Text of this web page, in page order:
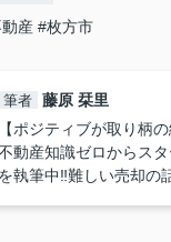
産 #枚方市
筆者 藤原 栞里
【ポジティブが取り柄の
動産知識ゼロからス
を執筆中‼︎難しい売却の